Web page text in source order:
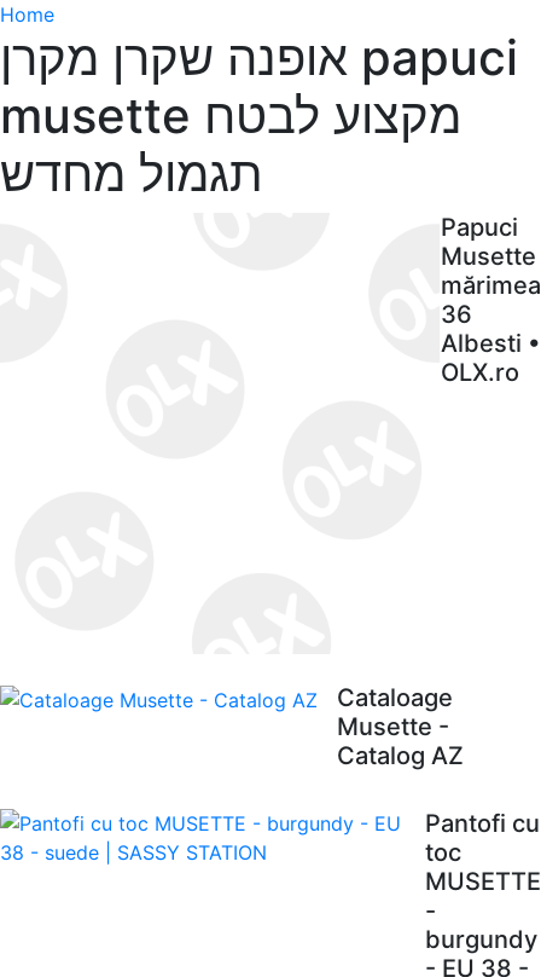
Home
אופנה שקרן מקרן papuci
musette מקצוע לבטח
תגמול מחדש
Papuci
Musette
mărimea
36
Albesti •
OLX.ro
Cataloage
Musette -
Catalog AZ
Pantofi cu
toc
MUSETTE
-
burgundy
- EU 38 -